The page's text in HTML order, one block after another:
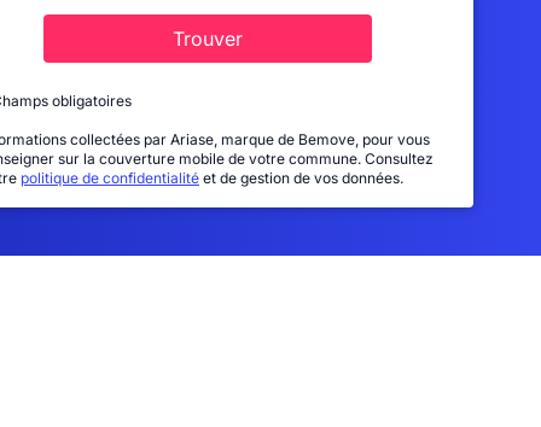
Trouver
obligatoires
collectées par Ariase, marque de Bemove, pour vous
sur la couverture mobile de votre commune. Consultez
politique de confidentialité et de gestion de vos données.